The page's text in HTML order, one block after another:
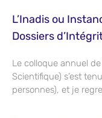
L’Inadis ou
Dossiers
Le colloque annuel de
Scientifique) s’est
personnes), et je